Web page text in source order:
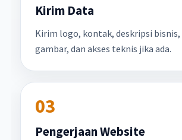
Kirim Data
Kirim logo, kontak, deskripsi bisnis,
gambar, dan akses teknis jika ada.
03
Pengerjaan Website